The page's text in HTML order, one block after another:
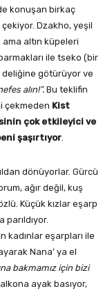
konuşan birkaç
Dzakho, yeşil
ama altın küpeleri
ile tseko (bir
deliğine götürüyor ve
alın!”.Bu teklifin
çekmeden Kist
çok etkileyici ve
şaşırtıyor.
dönüyorlar. Gürcü
ağır değil, kuş
Küçük kızlar eşarp
parıldıyor.
kadınlar eşarpları ile
Nana’ ya el
bakmamız için bizi
ayak basıyor,